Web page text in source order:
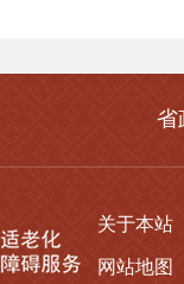
省
关于本站
网站地图